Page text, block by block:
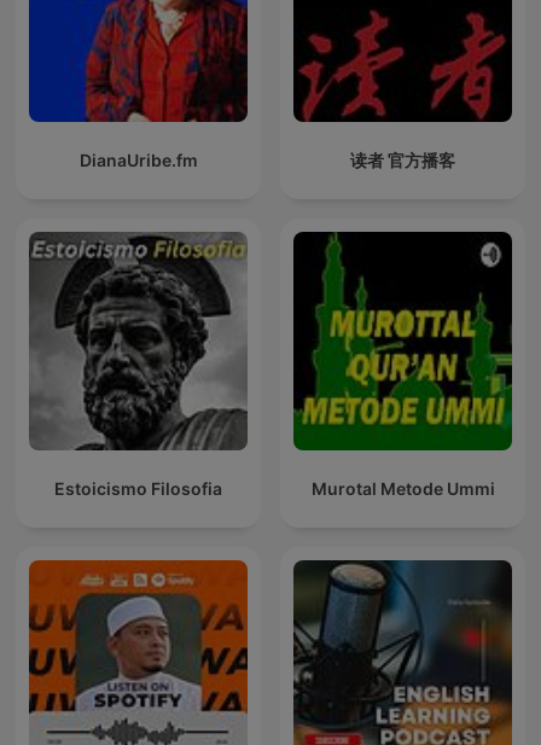
DianaUribe.fm 读者 官方播客
Estoicismo Filosofia Murotal Metode Ummi